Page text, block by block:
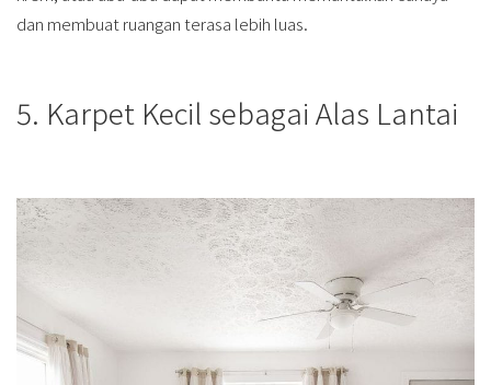
dan membuat ruangan terasa lebih luas.
5. Karpet Kecil sebagai Alas Lantai